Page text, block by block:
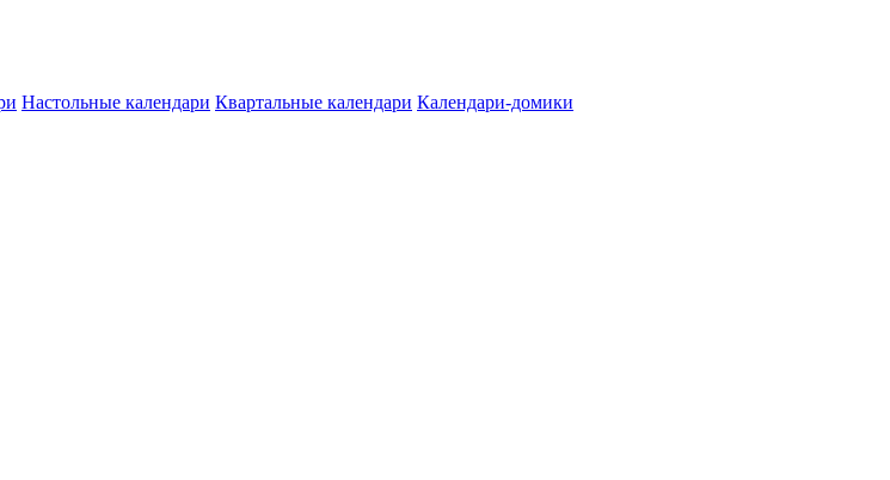
Настольные календари Квартальные календари Календари-домики